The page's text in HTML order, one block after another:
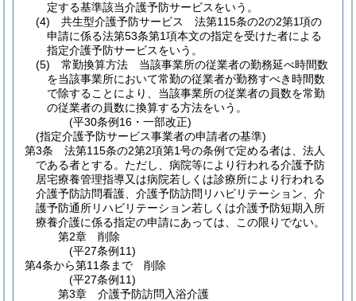
定する基準該当介護予防サービスをいう。
(4)
共生型介護予防サービス 法第115条の2の2第1項の
申請に係る法第53条第1項本文の指定を受けた者による
指定介護予防サービスをいう。
(5)
常勤換算方法 当該事業所の従業者の勤務延べ時間数
を当該事業所において常勤の従業者が勤務すべき時間数
で除することにより、当該事業所の従業者の員数を常勤
の従業者の員数に換算する方法をいう。
(平30条例16・一部改正)
(指定介護予防サービス事業者の申請者の基準)
第3条
法第115条の2第2項第1号の条例で定める者は、法人
である者とする。 ただし、病院等により行われる介護予防
居宅療養管理指導又は病院若しくは診療所により行われる
介護予防訪問看護、介護予防訪問リハビリテーション、介
護予防通所リハビリテーション若しくは介護予防短期入所
療養介護に係る指定の申請にあっては、この限りでない。
第2章
削除
(平27条例11)
第4条から第11条まで
削除
(平27条例11)
第3章
介護予防訪問入浴介護